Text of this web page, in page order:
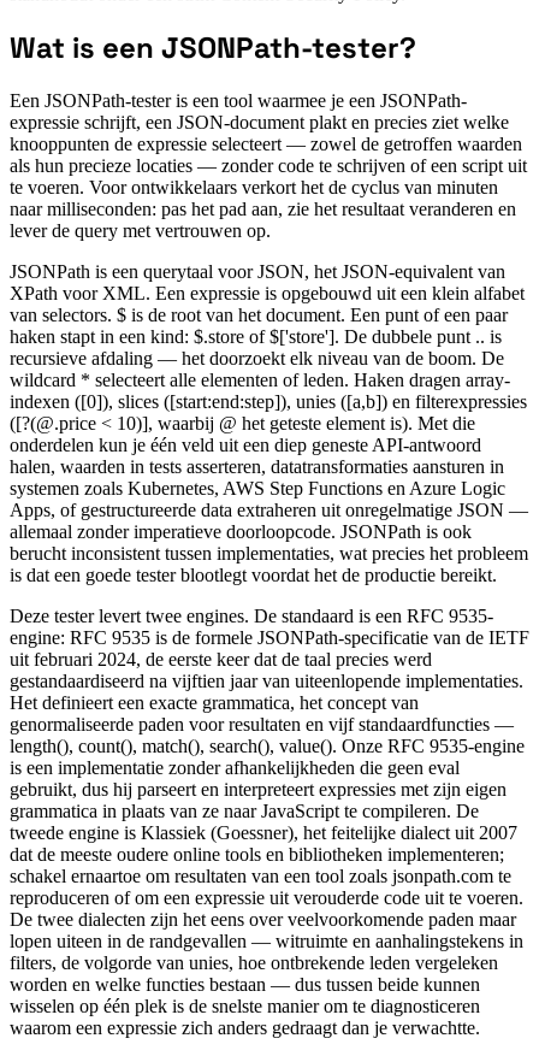
Wat is een JSONPath-tester?
Een JSONPath-tester is een tool waarmee je een JSONPath-
expressie schrijft, een JSON-document plakt en precies ziet welke
knooppunten de expressie selecteert — zowel de getroffen waarden
als hun precieze locaties — zonder code te schrijven of een script uit
te voeren. Voor ontwikkelaars verkort het de cyclus van minuten
naar milliseconden: pas het pad aan, zie het resultaat veranderen en
lever de query met vertrouwen op.
JSONPath is een querytaal voor JSON, het JSON-equivalent van
XPath voor XML. Een expressie is opgebouwd uit een klein alfabet
van selectors. $ is de root van het document. Een punt of een paar
haken stapt in een kind: $.store of $['store']. De dubbele punt .. is
recursieve afdaling — het doorzoekt elk niveau van de boom. De
wildcard * selecteert alle elementen of leden. Haken dragen array-
indexen ([0]), slices ([start:end:step]), unies ([a,b]) en filterexpressies
([?(@.price < 10)], waarbij @ het geteste element is). Met die
onderdelen kun je één veld uit een diep geneste API-antwoord
halen, waarden in tests asserteren, datatransformaties aansturen in
systemen zoals Kubernetes, AWS Step Functions en Azure Logic
Apps, of gestructureerde data extraheren uit onregelmatige JSON —
allemaal zonder imperatieve doorloopcode. JSONPath is ook
berucht inconsistent tussen implementaties, wat precies het probleem
is dat een goede tester blootlegt voordat het de productie bereikt.
Deze tester levert twee engines. De standaard is een RFC 9535-
engine: RFC 9535 is de formele JSONPath-specificatie van de IETF
uit februari 2024, de eerste keer dat de taal precies werd
gestandaardiseerd na vijftien jaar van uiteenlopende implementaties.
Het definieert een exacte grammatica, het concept van
genormaliseerde paden voor resultaten en vijf standaardfuncties —
length(), count(), match(), search(), value(). Onze RFC 9535-engine
is een implementatie zonder afhankelijkheden die geen eval
gebruikt, dus hij parseert en interpreteert expressies met zijn eigen
grammatica in plaats van ze naar JavaScript te compileren. De
tweede engine is Klassiek (Goessner), het feitelijke dialect uit 2007
dat de meeste oudere online tools en bibliotheken implementeren;
schakel ernaartoe om resultaten van een tool zoals jsonpath.com te
reproduceren of om een expressie uit verouderde code uit te voeren.
De twee dialecten zijn het eens over veelvoorkomende paden maar
lopen uiteen in de randgevallen — witruimte en aanhalingstekens in
filters, de volgorde van unies, hoe ontbrekende leden vergeleken
worden en welke functies bestaan — dus tussen beide kunnen
wisselen op één plek is de snelste manier om te diagnosticeren
waarom een expressie zich anders gedraagt dan je verwachtte.